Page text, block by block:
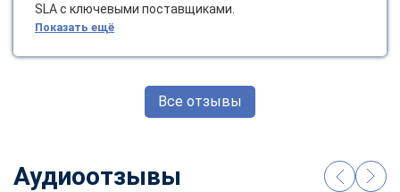
SLA с ключевыми поставщиками.
Показать ещё
Все отзывы
Аудиоотзывы